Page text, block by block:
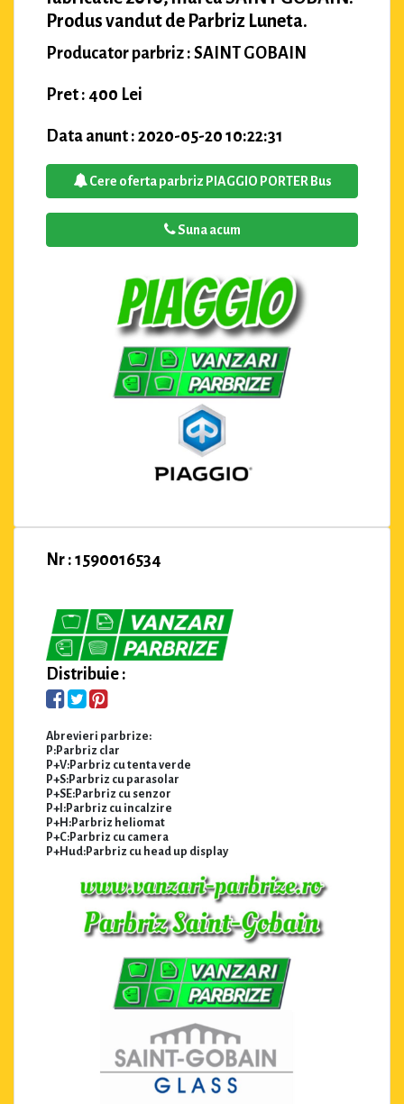
Produs vandut de Parbriz Luneta.
Producator parbriz : SAINT GOBAIN
Pret : 400 Lei
Data anunt : 2020-05-20 10:22:31
Cere oferta parbriz PIAGGIO PORTER Bus
Suna acum
Nr : 1590016534
Distribuie :
Abrevieri parbrize:
P:Parbriz clar
P+V:Parbriz cu tenta verde
P+S:Parbriz cu parasolar
P+SE:Parbriz cu senzor
P+I:Parbriz cu incalzire
P+H:Parbriz heliomat
P+C:Parbriz cu camera
P+Hud:Parbriz cu head up display